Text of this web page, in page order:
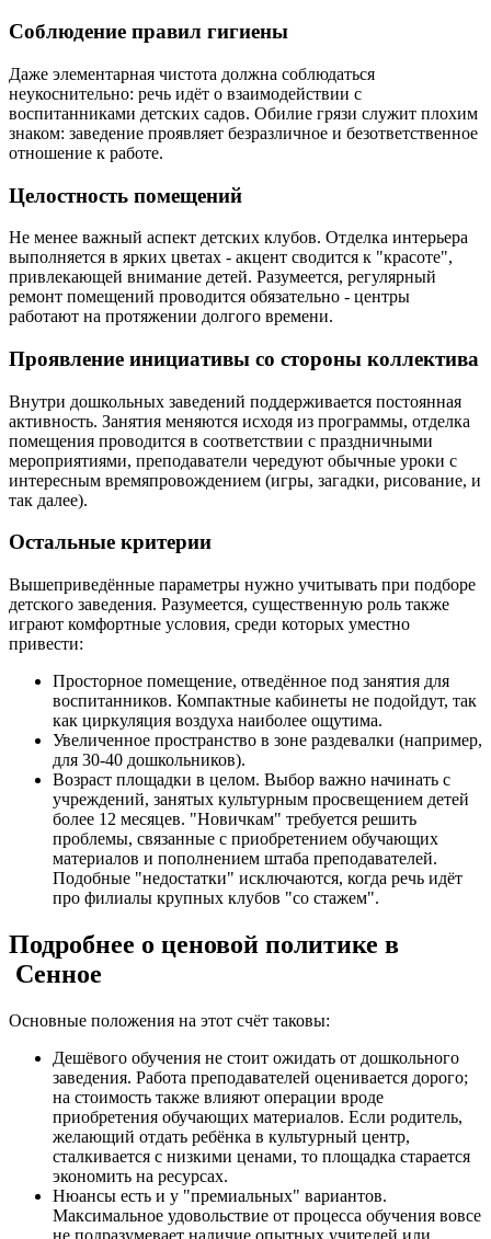
Соблюдение правил гигиены
Даже элементарная чистота должна соблюдаться
неукоснительно: речь идёт о взаимодействии с
воспитанниками детских садов. Обилие грязи служит плохим
знаком: заведение проявляет безразличное и безответственное
отношение к работе.
Целостность помещений
Не менее важный аспект детских клубов. Отделка интерьера
выполняется в ярких цветах - акцент сводится к "красоте",
привлекающей внимание детей. Разумеется, регулярный
ремонт помещений проводится обязательно - центры
работают на протяжении долгого времени.
Проявление инициативы со стороны коллектива
Внутри дошкольных заведений поддерживается постоянная
активность. Занятия меняются исходя из программы, отделка
помещения проводится в соответствии с праздничными
мероприятиями, преподаватели чередуют обычные уроки с
интересным времяпровождением (игры, загадки, рисование, и
так далее).
Остальные критерии
Вышеприведённые параметры нужно учитывать при подборе
детского заведения. Разумеется, существенную роль также
играют комфортные условия, среди которых уместно
привести:
Просторное помещение, отведённое под занятия для
воспитанников. Компактные кабинеты не подойдут, так
как циркуляция воздуха наиболее ощутима.
Увеличенное пространство в зоне раздевалки (например,
для 30-40 дошкольников).
Возраст площадки в целом. Выбор важно начинать с
учреждений, занятых культурным просвещением детей
более 12 месяцев. "Новичкам" требуется решить
проблемы, связанные с приобретением обучающих
материалов и пополнением штаба преподавателей.
Подобные "недостатки" исключаются, когда речь идёт
про филиалы крупных клубов "со стажем".
Подробнее о ценовой политике в
Сенное
Основные положения на этот счёт таковы:
Дешёвого обучения не стоит ожидать от дошкольного
заведения. Работа преподавателей оценивается дорого;
на стоимость также влияют операции вроде
приобретения обучающих материалов. Если родитель,
желающий отдать ребёнка в культурный центр,
сталкивается с низкими ценами, то площадка старается
экономить на ресурсах.
Нюансы есть и у "премиальных" вариантов.
Максимальное удовольствие от процесса обучения вовсе
не подразумевает наличие опытных учителей или